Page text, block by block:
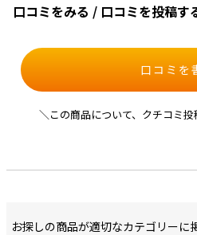
口コミをみる / 口コミを投稿す
口コミを
＼この商品について、クチコミ
お探しの商品が適切なカテゴリーに